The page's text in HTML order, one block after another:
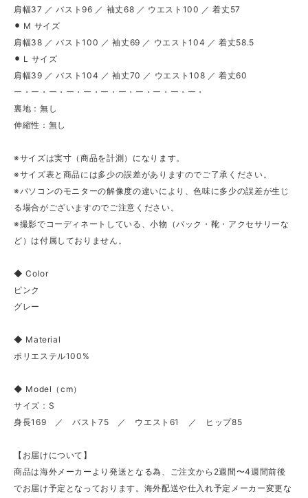
肩幅37 ／ バスト96 ／ 袖丈68 ／ ウエスト100 ／ 着丈57
⚫︎ M サイズ
肩幅38 ／ バスト100 ／ 袖丈69 ／ ウエスト104 ／ 着丈58.5
⚫︎ L サイズ
肩幅39 ／ バスト104 ／ 袖丈70 ／ ウエスト108 ／ 着丈60
ー・ー・ー・ー・ー・ー・ー・ー・ー・ー・ー・
裏地：無し
伸縮性：無し
※サイズは実寸（商品を計測）になります。
※サイズ表と商品には多少の誤差がありますのでご了承ください。
※パソコンのモニターの解像度の違いにより、色味に多少の誤差が生じ
る場合がございますのでご注意ください。
※撮影でコーディネートしている、小物（バック・靴・アクセサリーな
ど）は付属しておりません。
◆ Color
ピンク
グレー
◆ Material
ポリエステル100%
◆ Model（cm）
サイズ：S
身長169 ／ バスト75 ／ ウエスト61 ／ ヒップ85
【お届けについて】
商品は海外メーカーより発送となる為、ご注文から2週間〜4週間前後
でお届け予定となっております。海外配送や仕入れ予定メーカー変更な